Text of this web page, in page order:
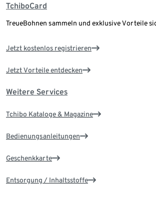
TchiboCard
TreueBohnen sammeln und exklusive Vorteile
Jetzt kostenlos registrieren
Jetzt Vorteile entdecken
Weitere Services
Tchibo Kataloge & Magazine
Bedienungsanleitungen
Geschenkkarte
Entsorgung / Inhaltsstoffe